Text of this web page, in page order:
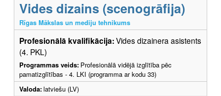
Vides dizains (scenogrāfija)
Rīgas Mākslas un mediju tehnikums
Profesionālā kvalifikācija:Vides dizainera asistents
(4. PKL)
Programmas veids: Profesionālā vidējā izglītība pēc
pamatizglītības - 4. LKI (programma ar kodu 33)
Valoda:latviešu (LV)